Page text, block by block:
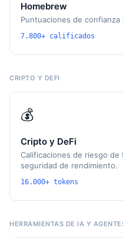
Homebrew
Puntuaciones de
7.800+ calificados
CRIPTO Y DEFI
💰
Cripto y DeFi
Calificaciones de riesgo
seguridad de rendimiento.
16.000+ tokens
HERRAMIENTAS DE IA Y